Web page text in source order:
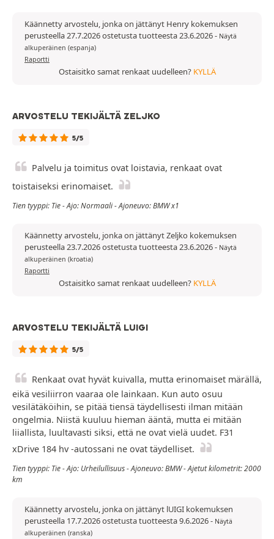
Käännetty arvostelu, jonka on jättänyt Henry kokemuksen
perusteella 27.7.2026 ostetusta tuotteesta 23.6.2026- Näytä
alkuperäinen (espanja)
Raportti
Ostaisitko samat renkaat uudelleen? KYLLÄ
ARVOSTELU TEKIJÄLTÄ ZELJKO
5/5
Palvelu ja toimitus ovat loistavia, renkaat ovat
toistaiseksi erinomaiset.
Tien tyyppi: Tie - Ajo: Normaali - Ajoneuvo: BMW x1
Käännetty arvostelu, jonka on jättänyt Zeljko kokemuksen
perusteella 23.7.2026 ostetusta tuotteesta 23.6.2026- Näytä
alkuperäinen (kroatia)
Raportti
Ostaisitko samat renkaat uudelleen? KYLLÄ
ARVOSTELU TEKIJÄLTÄ LUIGI
5/5
Renkaat ovat hyvät kuivalla, mutta erinomaiset märällä,
eikä vesiliirron vaaraa ole lainkaan. Kun auto osuu
vesilätäköihin, se pitää tiensä täydellisesti ilman mitään
ongelmia. Niistä kuuluu hieman ääntä, mutta ei mitään
liiallista, luultavasti siksi, että ne ovat vielä uudet. F31
xDrive 184 hv -autossani ne ovat täydelliset.
Tien tyyppi: Tie - Ajo: Urheilullisuus - Ajoneuvo: BMW - Ajetut kilometrit: 2000
km
Käännetty arvostelu, jonka on jättänyt lUIGI kokemuksen
perusteella 17.7.2026 ostetusta tuotteesta 9.6.2026- Näytä
alkuperäinen (ranska)